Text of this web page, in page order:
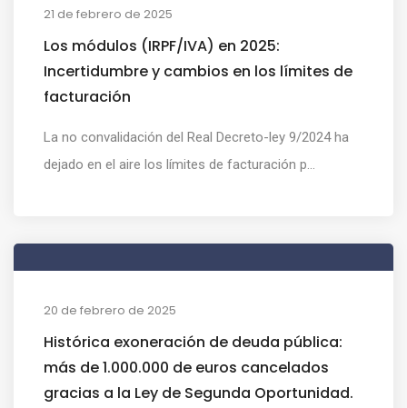
21 de febrero de 2025
Los módulos (IRPF/IVA) en 2025:
Incertidumbre y cambios en los límites de
facturación
La no convalidación del Real Decreto-ley 9/2024 ha
dejado en el aire los límites de facturación p...
20 de febrero de 2025
Histórica exoneración de deuda pública:
más de 1.000.000 de euros cancelados
gracias a la Ley de Segunda Oportunidad.